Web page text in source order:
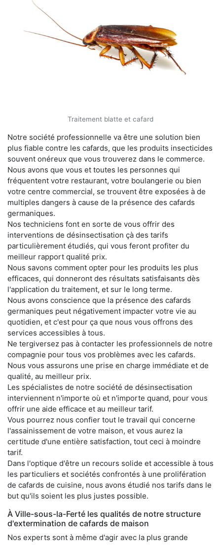
Traitement blatte et cafard
Notre société professionnelle va être une solution bien
plus fiable contre les cafards, que les produits insecticides
souvent onéreux que vous trouverez dans le commerce.
Nous avons que vous et toutes les personnes qui
fréquentent votre restaurant, votre boulangerie ou bien
votre centre commercial, se trouvent être exposées à de
multiples dangers à cause de la présence des cafards
germaniques.
Nos techniciens font en sorte de vous offrir des
interventions de désinsectisation çà des tarifs
particulièrement étudiés, qui vous feront profiter du
meilleur rapport qualité prix.
Nous savons comment opter pour les produits les plus
efficaces, qui donneront des résultats satisfaisants dès
l'application du traitement, et sur le long terme.
Nous avons conscience que la présence des cafards
germaniques peut négativement impacter votre vie au
quotidien, et c'est pour ça que nous vous offrons des
services accessibles à tous.
Ne tergiversez pas à contacter les professionnels de notre
compagnie pour tous vos problèmes avec les cafards.
Nous vous assurons une prise en charge immédiate et de
qualité, au meilleur prix.
Les spécialistes de notre société de désinsectisation
interviennent n'importe où et n'importe quand, pour vous
offrir une aide efficace et au meilleur tarif.
Vous pourrez nous confier tout le travail qui concerne
l'assainissement de votre maison, et vous aurez la
certitude d'une entière satisfaction, tout ceci à moindre
tarif.
Dans l'optique d'être un recours solide et accessible à tous
les particuliers et sociétés confrontés à une prolifération
de cafards de cuisine, nous avons étudié nos tarifs dans le
but qu'ils soient les plus justes possible.
À Ville-sous-la-Ferté les qualités de notre structure
d'extermination de cafards de maison
Nos experts sont à même d'agir avec la plus grande